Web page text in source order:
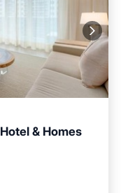
& Homes